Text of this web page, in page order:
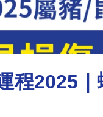
程2025